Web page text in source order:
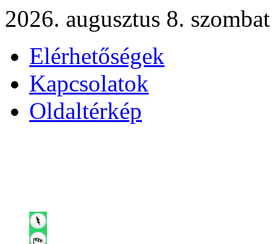
2026. augusztus 8. szombat
Elérhetőségek
Kapcsolatok
Oldaltérkép